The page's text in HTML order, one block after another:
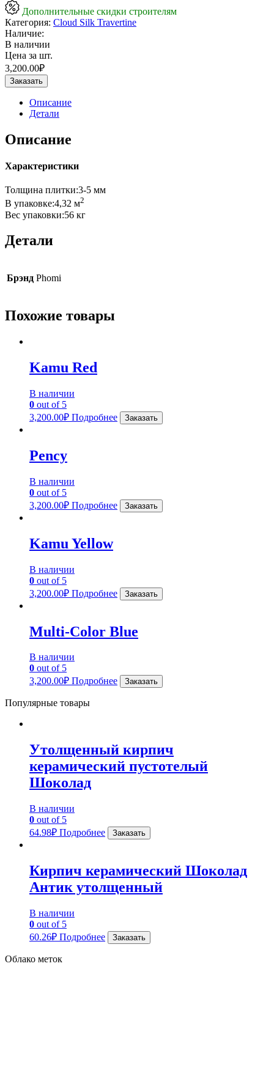
Дополнительные скидки строителям
Категория: Cloud Silk Travertine
Наличие:
В наличии
Цена за шт.
3,200.00₽
Заказать
Описание
Детали
Описание
Характеристики
Толщина плитки:3-5 мм
В упаковке:4,32 м2
Вес упаковки:56 кг
Детали
Брэнд Phomi
Похожие товары
Kamu Red
В наличии
0 out of 5
3,200.00₽ Подробнее Заказать
Pency
В наличии
0 out of 5
3,200.00₽ Подробнее Заказать
Kamu Yellow
В наличии
0 out of 5
3,200.00₽ Подробнее Заказать
Multi-Color Blue
В наличии
0 out of 5
3,200.00₽ Подробнее Заказать
Популярные товары
Утолщенный кирпич
керамический пустотелый
Шоколад
В наличии
0 out of 5
64.98₽ Подробнее Заказать
Кирпич керамический Шоколад
Антик утолщенный
В наличии
0 out of 5
60.26₽ Подробнее Заказать
Облако меток